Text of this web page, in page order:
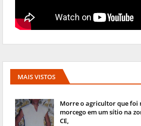
MAIS VISTOS
Morre o agricultor que foi
morcego em um sítio na
CE,